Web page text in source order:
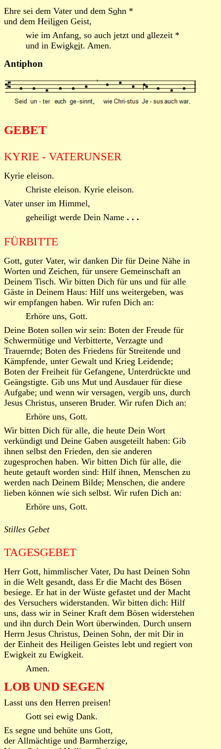
Ehre sei dem Vater und dem Sohn *
und dem Heiligen Geist,
wie im Anfang, so auch jetzt und allezeit *
und in Ewigkeit. Amen.
Antiphon
GEBET
KYRIE - VATERUNSER
Kyrie eleison.
Christe eleison. Kyrie eleison.
Vater unser im Himmel,
geheiligt werde Dein Name . . .
FÜRBITTE
Gott, guter Vater, wir danken Dir für Deine Nähe in
Worten und Zeichen, für unsere Gemeinschaft an
Deinem Tisch. Wir bitten Dich für uns und für alle
Gäste in Deinem Haus: Hilf uns weitergeben, was
wir empfangen haben. Wir rufen Dich an:
Erhöre uns, Gott.
Deine Boten sollen wir sein: Boten der Freude für
Schwermütige und Verbitterte, Verzagte und
Trauernde; Boten des Friedens für Streitende und
Kämpfende, unter Gewalt und Krieg Leidende;
Boten der Freiheit für Gefangene, Unterdrückte und
Geängstigte. Gib uns Mut und Ausdauer für diese
Aufgabe; und wenn wir versagen, vergib uns, durch
Jesus Christus, unseren Bruder. Wir rufen Dich an:
Erhöre uns, Gott.
Wir bitten Dich für alle, die heute Dein Wort
verkündigt und Deine Gaben ausgeteilt haben: Gib
ihnen selbst den Frieden, den sie anderen
zugesprochen haben. Wir bitten Dich für alle, die
heute getauft worden sind: Hilf ihnen, Menschen zu
werden nach Deinem Bilde; Menschen, die andere
lieben können wie sich selbst. Wir rufen Dich an:
Erhöre uns, Gott.
Stilles Gebet
TAGESGEBET
Herr Gott, himmlischer Vater, Du hast Deinen Sohn
in die Welt gesandt, dass Er die Macht des Bösen
besiege. Er hat in der Wüste gefastet und der Macht
des Versuchers widerstanden. Wir bitten dich: Hilf
uns, dass wir in Seiner Kraft dem Bösen widerstehen
und ihn durch Dein Wort überwinden. Durch unsern
Herrn Jesus Christus, Deinen Sohn, der mit Dir in
der Einheit des Heiligen Geistes lebt und regiert von
Ewigkeit zu Ewigkeit.
Amen.
LOB UND SEGEN
Lasst uns den Herren preisen!
Gott sei ewig Dank.
Es segne und behüte uns Gott,
der Allmächtige und Barmherzige,